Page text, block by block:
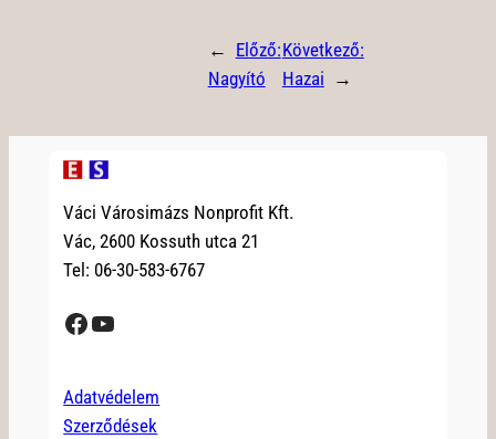
← Előző:
Nagyító
Következő:
Hazai →
Váci Városimázs Nonprofit Kft.
Vác, 2600 Kossuth utca 21
Tel: 06-30-583-6767
Facebook YouTube
Adatvédelem
Szerződések